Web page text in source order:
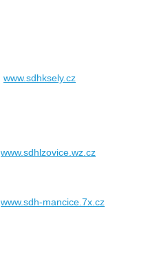
www.sdhksely.cz
www.sdhlzovice.wz.cz
www.sdh-mancice.7x.cz